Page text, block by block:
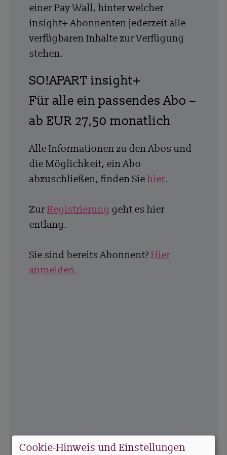
einer Pay Wall, hinter welcher
insight+ Abonnenten jederzeit alle
verfügbaren Inhalte zur Verfügung
stehen.
SO!APART insight+
Für alle ein passendes Abo –
ab EUR 27,50 monatlich
Alle Informationen zu den Abos und
die Möglichkeit, ein Abo
abzuschließen, finden Sie hier.
ZurRegistrierung geht es hier
entlang.
Sie sind bereits Abonnent? Hier
anmelden.
Cookie-Hinweis und Einstellungen